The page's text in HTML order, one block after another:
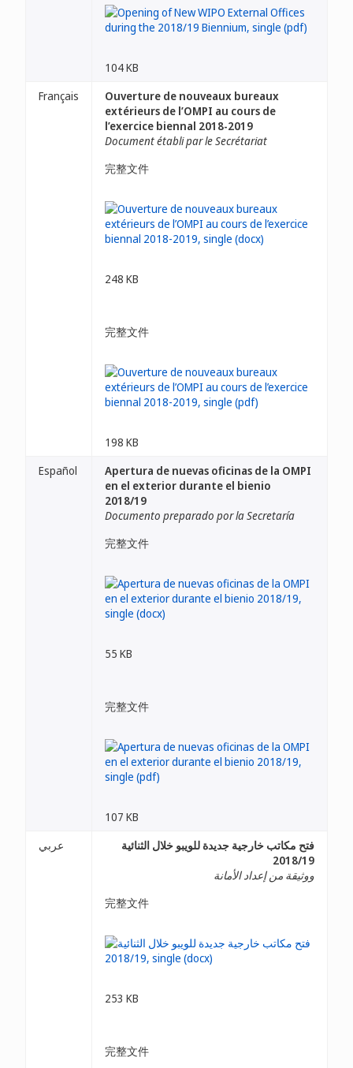
104 KB
Français
Ouverture de nouveaux bureaux
extérieurs de l’OMPI au cours de
l’exercice biennal 2018-2019
Document établi par le Secrétariat
完整文件
248 KB
完整文件
198 KB
Español
Apertura de nuevas oficinas de la OMPI
en el exterior durante el bienio
2018/19
Documento preparado por la Secretaría
完整文件
55 KB
完整文件
107 KB
عربي
فتح مكاتب خارجية جديدة للويبو خلال الثنائية
2018/19
ووثيقة من إعداد الأمانة
完整文件
253 KB
完整文件